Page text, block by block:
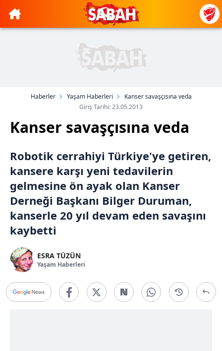
Haberler Yaşam Haberleri
Kanser savaşçısına veda
Giriş Tarihi: 23.05.2013
Kanser savaşçısına veda
Robotik cerrahiyi Türkiye'ye getiren,
kansere karşı yeni tedavilerin
gelmesine ön ayak olan Kanser
Derneği Başkanı Bilger Duruman,
kanserle 20 yıl devam eden savaşını
kaybetti
ESRA TÜZÜN
Yaşam Haberleri